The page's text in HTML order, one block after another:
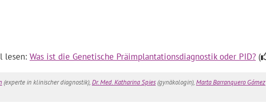
lesen: Was ist die Genetische Präimplantationsdiagnostik oder PID? (
(experte in klinischer diagnostik),Dr. Med. Katharina Spies(gynäkologin),Marta Barranquero Gómez